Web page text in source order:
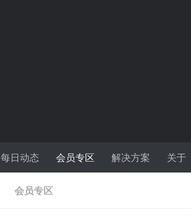
每日动态 会员专区 解决方案 关于
会员专区